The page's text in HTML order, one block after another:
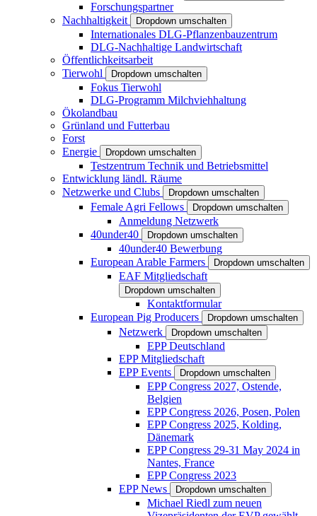
Forschungspartner
Nachhaltigkeit
Dropdown umschalten
Internationales DLG-Pflanzenbauzentrum
DLG-Nachhaltige Landwirtschaft
Öffentlichkeitsarbeit
Tierwohl
Dropdown umschalten
Fokus Tierwohl
DLG-Programm Milchviehhaltung
Ökolandbau
Grünland und Futterbau
Forst
Energie
Dropdown umschalten
Testzentrum Technik und Betriebsmittel
Entwicklung ländl. Räume
Netzwerke und Clubs
Dropdown umschalten
Female Agri Fellows Dropdown umschalten
Anmeldung Netzwerk
40under40
Dropdown umschalten
40under40 Bewerbung
European Arable Farmers
Dropdown umschalten
EAF Mitgliedschaft
Dropdown umschalten
Kontaktformular
European Pig Producers
Dropdown umschalten
Netzwerk Dropdown umschalten
EPP Deutschland
EPP Mitgliedschaft
EPP Events
Dropdown umschalten
EPP Congress 2027, Ostende,
Belgien
EPP Congress 2026, Posen, Polen
EPP Congress 2025, Kolding,
Dänemark
EPP Congress 29-31 May 2024 in
Nantes, France
EPP Congress 2023
EPP News
Dropdown umschalten
Michael Riedl zum neuen